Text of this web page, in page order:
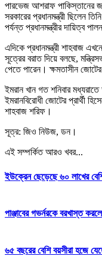
পারভেজ আশরাফ পাকিস্তানের
সরকারের প্রধানমন্ত্রী ছিলেন
পর্যন্ত প্রধানমন্ত্রীর দায়িত্ব
এদিকে প্রধানমন্ত্রী শাহবাজ
সূত্রের বরাত দিয়ে বলছে,
পেতে পারেন। ক্ষমতাসীন
ইমরান খান গত শনিবার
ইমরানবিরোধী জোটের প্রার্থী
শাহবাজ শরিফ।
সূত্র: জিও নিউজ, ডন।
এই সম্পর্কিত আরও খবর...
ইউক্রেন ছেড়েছে ৬০ লাখের
পাঞ্জাবের গভর্নরকে বরখাস্ত
৬৫ বছরের বেশি বয়সীরা হজে